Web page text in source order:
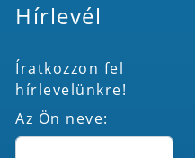
Hírlevél
Íratkozzon fel
hírlevelünkre!
Az Ön neve: